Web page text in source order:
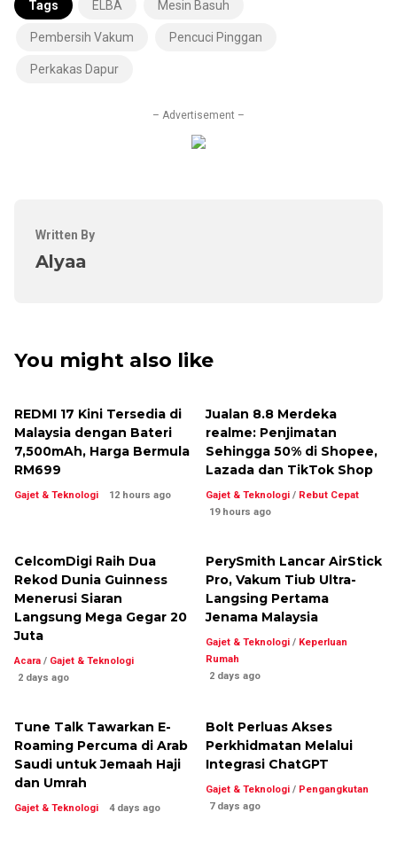
Tags ELBA Mesin Basuh
Pembersih Vakum Pencuci Pinggan
Perkakas Dapur
– Advertisement –
Written By
Alyaa
You might also like
REDMI 17 Kini Tersedia di
Malaysia dengan Bateri
7,500mAh, Harga Bermula
RM699
Gajet & Teknologi 12 hours ago
Jualan 8.8 Merdeka
realme: Penjimatan
Sehingga 50% di Shopee,
Lazada dan TikTok Shop
Gajet & Teknologi / Rebut Cepat
19 hours ago
CelcomDigi Raih Dua
Rekod Dunia Guinness
Menerusi Siaran
Langsung Mega Gegar 20
Juta
Acara / Gajet & Teknologi
2 days ago
PerySmith Lancar AirStick
Pro, Vakum Tiub Ultra-
Langsing Pertama
Jenama Malaysia
Gajet & Teknologi / Keperluan
Rumah
2 days ago
Tune Talk Tawarkan E-
Roaming Percuma di Arab
Saudi untuk Jemaah Haji
dan Umrah
Gajet & Teknologi 4 days ago
Bolt Perluas Akses
Perkhidmatan Melalui
Integrasi ChatGPT
Gajet & Teknologi / Pengangkutan
7 days ago